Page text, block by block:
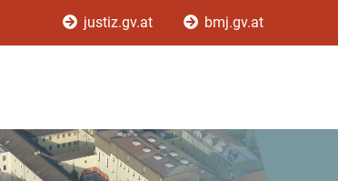
justiz.gv.at bmj.gv.at